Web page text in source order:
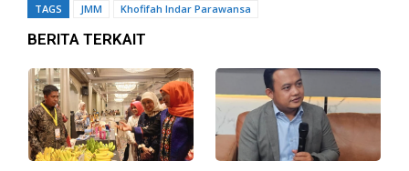
TAGS JMM Khofifah Indar Parawansa
BERITA TERKAIT